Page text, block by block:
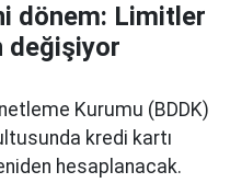
dönem: Limitler
değişiyor
Kurumu (BDDK)
kredi kartı
hesaplanacak.